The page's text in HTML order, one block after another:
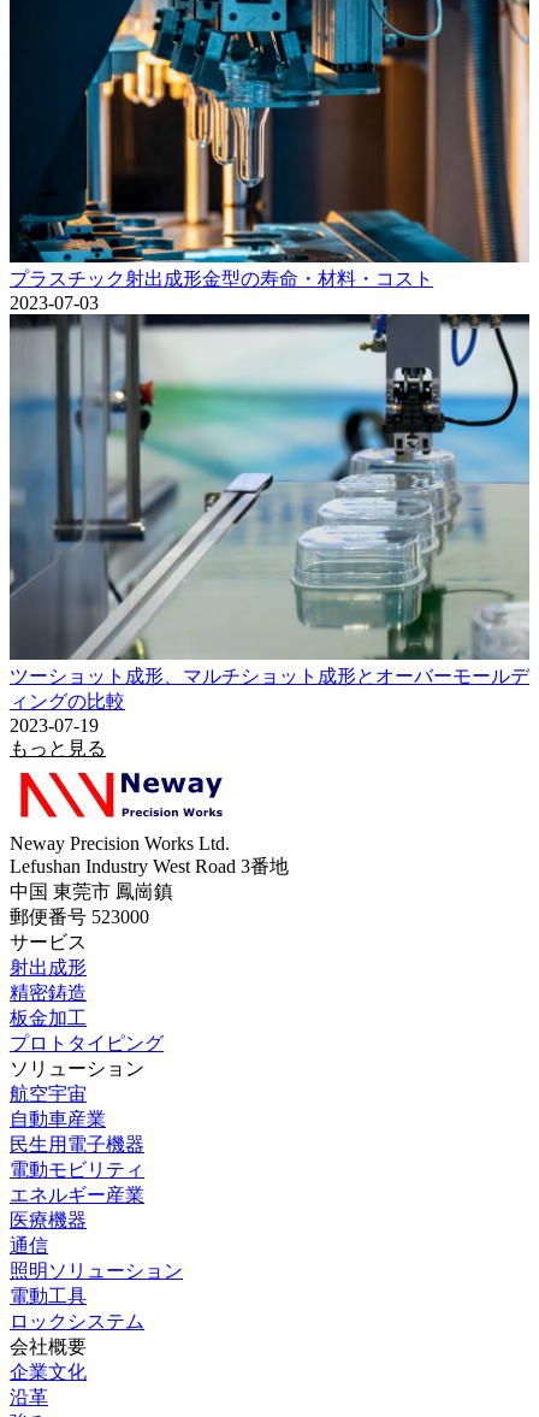
プラスチック射出成形金型の寿命・材料・コスト
2023-07-03
ツーショット成形、マルチショット成形とオーバーモールデ
ィングの比較
2023-07-19
もっと見る
Neway Precision Works Ltd.
Lefushan Industry West Road 3番地
中国 東莞市 鳳崗鎮
郵便番号 523000
サービス
射出成形
精密鋳造
板金加工
プロトタイピング
ソリューション
航空宇宙
自動車産業
民生用電子機器
電動モビリティ
エネルギー産業
医療機器
通信
照明ソリューション
電動工具
ロックシステム
会社概要
企業文化
沿革